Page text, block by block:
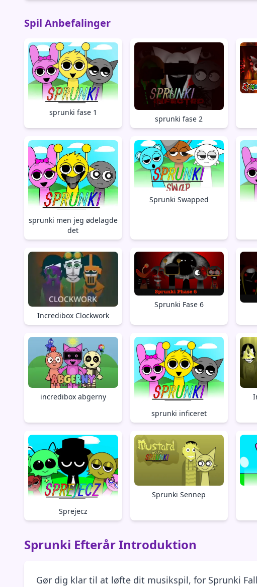
Spil Anbefalinger
sprunki fase 1
sprunki fase 2
sprunki men jeg ødelagde
det
Sprunki Swapped
Incredibox Clockwork
Sprunki Fase 6
incredibox abgerny
sprunki inficeret
Sprejecz
Sprunki Sennep
Sprunki Efterår Introduktion
Gør dig klar til at løfte dit musikspil, for Sprunki